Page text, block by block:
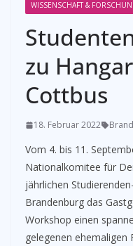
WISSENSCHAFT &
zu
Cottbus
18. Februar 2022
Vom 4. bis 11.
Nationalkomitee für
jährlichen
Brandenburg das
Workshop einen
gelegenen ehemaligen